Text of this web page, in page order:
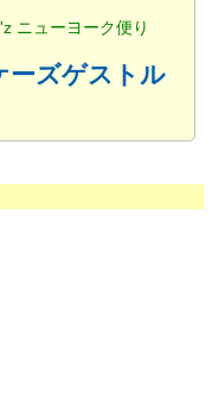
ニューヨーク便り
ーズゲストル